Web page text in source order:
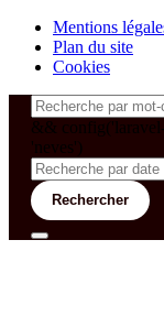
Mentions
Plan du site
Cookies
&&
'neves')
Rechercher